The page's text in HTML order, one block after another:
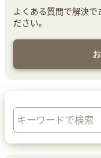
よくある質問で解決で
ださい。